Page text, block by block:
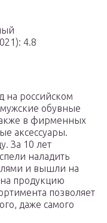
4.8
на российском
обувные
в фирменных
аксессуары.
За 10 лет
наладить
и вышли на
продукцию
позволяет
даже самого